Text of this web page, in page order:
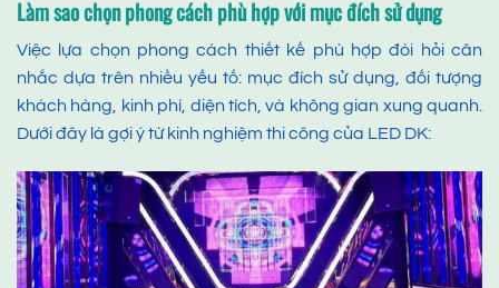
Làm sao chọn phong cách phù hợp với mục đích sử dụng
Việc lựa chọn phong cách thiết kế phù hợp đòi hỏi cân
nhắc dựa trên nhiều yếu tố: mục đích sử dụng, đối tượng
khách hàng, kinh phí, diện tích, và không gian xung quanh.
Dưới đây là gợi ý từ kinh nghiệm thi công của LED DK: